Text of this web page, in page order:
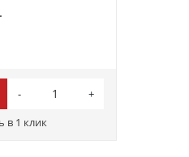
в 1 клик